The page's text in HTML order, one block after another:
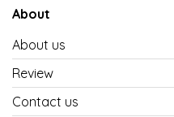
About
About us
Review
Contact us